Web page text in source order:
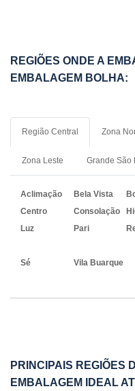
REGIÕES ONDE A
EMBALAGEM BOLHA:
Região Central Zona
Zona Leste Grande São
Aclimação Bela Vista
Centro
Consolação
Luz
Pari
Sé
Vila Buarque
PRINCIPAIS REGIÕES
EMBALAGEM IDEAL